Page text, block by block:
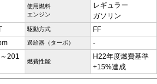
使用燃料
エンジン
レギュラー
ガソリン
駆動方式 FF
過給器（ターボ） -
201
燃費性能
H22年度燃費基準
+15%達成